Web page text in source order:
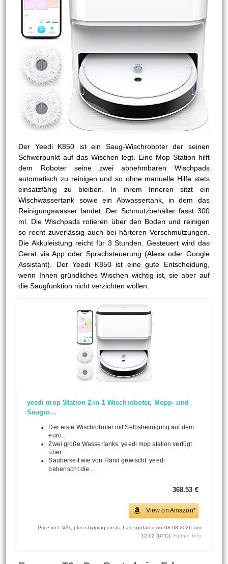
Der Yeedi K850 ist ein Saug-Wischroboter der seinen
Schwerpunkt auf das Wischen legt. Eine Mop Station hilft
dem Roboter seine zwei abnehmbaren Wischpads
automatisch zu reinigen und so ohne manuelle Hilfe stets
einsatzfähig zu bleiben. In ihrem Inneren sitzt ein
Wischwassertank sowie ein Abwassertank, in dem das
Reinigungswasser landet. Der Schmutzbehälter fasst 300
ml. Die Wischpads rotieren über den Boden und reinigen
so recht zuverlässig auch bei härteren Verschmutzungen.
Die Akkuleistung reicht für 3 Stunden. Gesteuert wird das
Gerät via App oder Sprachsteuerung (Alexa oder Google
Assistant). Der Yeedi K850 ist eine gute Entscheidung,
wenn Ihnen gründliches Wischen wichtig ist, sie aber auf
die Saugfunktion nicht verzichten wollen.
yeedi mop Station 2-in-1 Wischroboter, Mopp- und
Saugro...
Der erste Wischroboter mit Selbstreinigung auf dem
euro...
Zwei große Wassertanks: yeedi mop station verfügt
über ...
Sauberkeit wie von Hand gewischt: yeedi
beherrscht die ...
368.53 €
View on Amazon*
Price incl. VAT, plus shipping costs. Last updated on 08.08.2026 um
12:02 (UTC). Further Info